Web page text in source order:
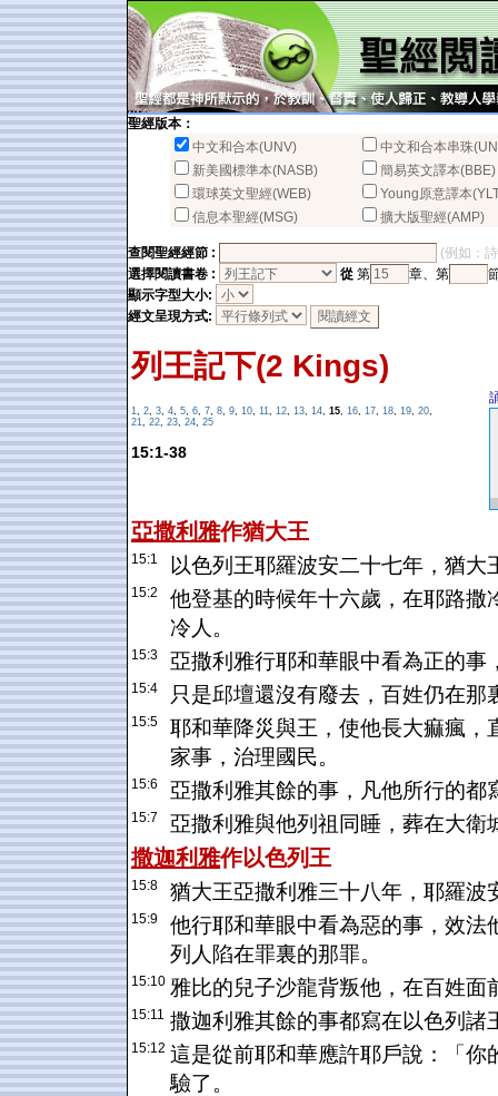
聖經版本：
中文和合本(UNV)
中文和合本串珠
新美國標準本(NASB)
簡易英文譯本(BBE)
環球英文聖經(WEB)
Young原意譯本
信息本聖經(MSG)
擴大版聖經(AMP)
查閱聖經經節 :
(例如：
選擇閱讀書卷 :
從 第 章、第
顯示字型大小:
經文呈現方式:
列王記下(2 Kings)
1, 2, 3, 4, 5, 6, 7, 8, 9, 10, 11, 12, 13, 14, 15, 16, 17, 18, 19, 20,
21, 22, 23, 24, 25
15:1-38
亞撒利雅作猶大王
15:1 以色列王耶羅波安二十七年，猶
15:2
他登基的時候年十六歲，在耶路
冷人。
15:3 亞撒利雅行耶和華眼中看為正的
15:4 只是邱壇還沒有廢去，百姓仍在那
15:5
耶和華降災與王，使他長大痲瘋
家事，治理國民。
15:6 亞撒利雅其餘的事，凡他所行的都
15:7 亞撒利雅與他列祖同睡，葬在大
撒迦利雅作以色列 王
15:8 猶大王亞撒利雅三十八年，耶羅
15:9
他行耶和華眼中看為惡的事，效
列人陷在罪裏的那罪。
15:10 雅比的兒子沙龍背叛他，在百姓面
15:11 撒迦利雅其餘的事都寫在以色列諸
15:12 這是從前耶和華應許耶戶說：「
驗了。